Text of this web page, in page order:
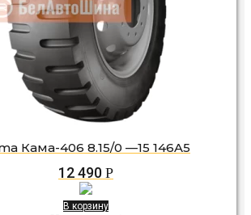
Кама-406 8.15/0 —15 146A5
12 490 Р
В корзину